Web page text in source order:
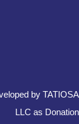
by TATIOSA
LLC as Donation